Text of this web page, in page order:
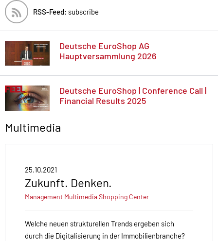
RSS-Feed: subscribe
Deutsche EuroShop AG
Hauptversammlung 2026
Deutsche EuroShop | Conference Call |
Financial Results 2025
Multimedia
25.10.2021
Zukunft. Denken.
Management MultimediaShopping Center
Welche neuen strukturellen Trends ergeben sich
durch die Digitalisierung in der Immobilienbranche?